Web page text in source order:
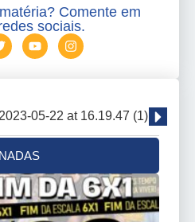
Comente em
sociais.